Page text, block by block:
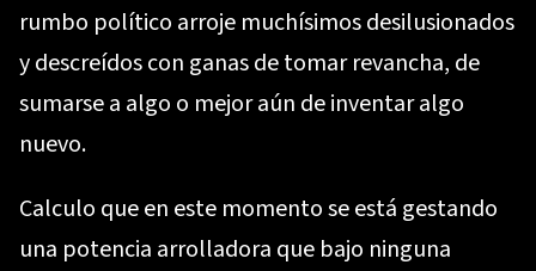
rumbo político arroje muchísimos desilusionados
y descreídos con ganas de tomar revancha, de
sumarse a algo o mejor aún de inventar algo
nuevo.
Calculo que en este momento se está gestando
una potencia arrolladora que bajo ninguna